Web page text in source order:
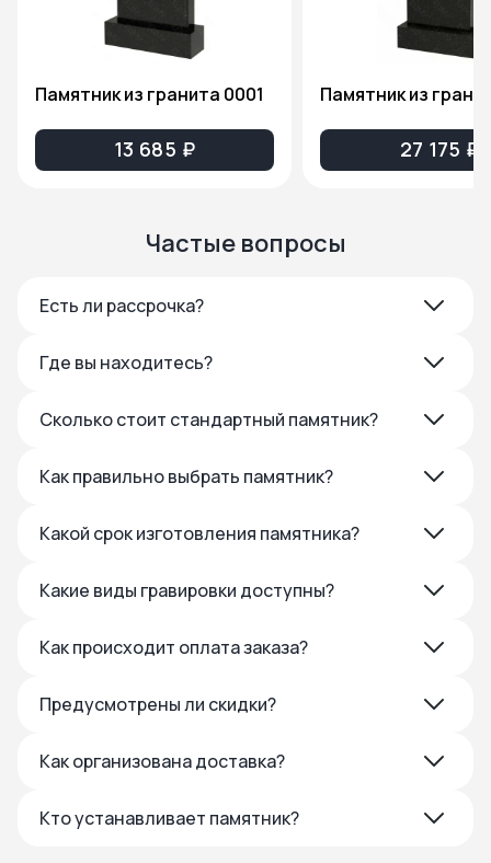
Памятник из гранита 0001
13 685 ₽ 27 175 ₽
Частые вопросы
Есть ли рассрочка?
Где вы находитесь?
Сколько стоит стандартный памятник?
Как правильно выбрать памятник?
Какой срок изготовления памятника?
Какие виды гравировки доступны?
Как происходит оплата заказа?
Предусмотрены ли скидки?
Как организована доставка?
Кто устанавливает памятник?